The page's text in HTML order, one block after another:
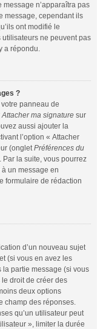
message n’apparaîtra pas
message, cependant ils
ont modifié le
ne peuvent pas
a répondu.
?
panneau de
Attacher ma signature sur
aussi ajouter la
l’option « Attacher
(ongletPréférences du
Par la suite, vous pourrez
un message en
formulaire de rédaction
d’un nouveau sujet
(si vous en avez les
la partie message (si vous
droit de créer des
deux options
champ des réponses.
qu’un utilisateur peut
», limiter la durée